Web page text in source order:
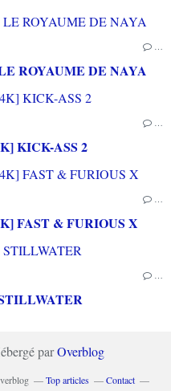
…
ROYAUME DE NAYA
…
KICK-ASS 2
…
FAST & FURIOUS X
…
parOverblog
Top articles
Contact